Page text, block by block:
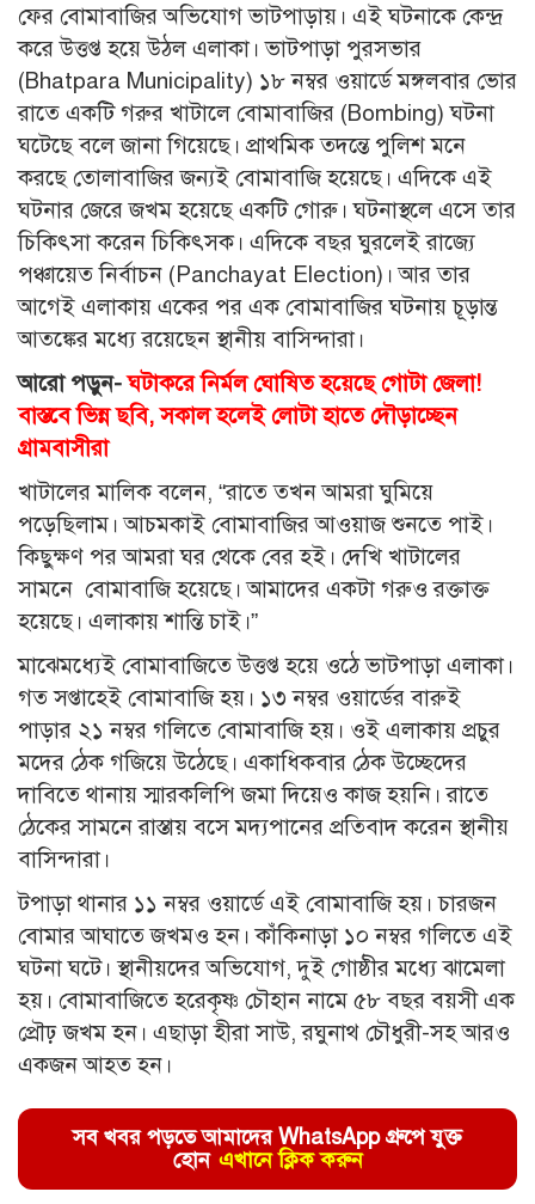
ফের বোমাবাজির অভিযোগ ভাটপাড়ায়। এই ঘটনাকে কেন্দ্র
করে উত্তপ্ত হয়ে উঠল এলাকা। ভাটপাড়া পুরসভার
(Bhatpara Municipality) ১৮ নম্বর ওয়ার্ডে মঙ্গলবার ভোর
রাতে একটি গরুর খাটালে বোমাবাজির (Bombing) ঘটনা
ঘটেছে বলে জানা গিয়েছে। প্রাথমিক তদন্তে পুলিশ মনে
করছে তোলাবাজির জন্যই বোমাবাজি হয়েছে। এদিকে এই
ঘটনার জেরে জখম হয়েছে একটি গোরু। ঘটনাস্থলে এসে তার
চিকিৎসা করেন চিকিৎসক। এদিকে বছর ঘুরলেই রাজ্যে
পঞ্চায়েত নির্বাচন (Panchayat Election)। আর তার
আগেই এলাকায় একের পর এক বোমাবাজির ঘটনায় চূড়ান্ত
আতঙ্কের মধ্যে রয়েছেন স্থানীয় বাসিন্দারা।
আরো পড়ুন- ঘটাকরে নির্মল ঘোষিত হয়েছে গোটা জেলা!
বাস্তবে ভিন্ন ছবি, সকাল হলেই লোটা হাতে দৌড়াচ্ছেন
গ্রামবাসীরা
খাটালের মালিক বলেন, “রাতে তখন আমরা ঘুমিয়ে
পড়েছিলাম। আচমকাই বোমাবাজির আওয়াজ শুনতে পাই।
কিছুক্ষণ পর আমরা ঘর থেকে বের হই। দেখি খাটালের
সামনে বোমাবাজি হয়েছে। আমাদের একটা গরুও রক্তাক্ত
হয়েছে। এলাকায় শান্তি চাই।”
মাঝেমধ্যেই বোমাবাজিতে উত্তপ্ত হয়ে ওঠে ভাটপাড়া এলাকা।
গত সপ্তাহেই বোমাবাজি হয়। ১৩ নম্বর ওয়ার্ডের বারুই
পাড়ার ২১ নম্বর গলিতে বোমাবাজি হয়। ওই এলাকায় প্রচুর
মদের ঠেক গজিয়ে উঠেছে। একাধিকবার ঠেক উচ্ছেদের
দাবিতে থানায় স্মারকলিপি জমা দিয়েও কাজ হয়নি। রাতে
ঠেকের সামনে রাস্তায় বসে মদ্যপানের প্রতিবাদ করেন স্থানীয়
বাসিন্দারা।
টপাড়া থানার ১১ নম্বর ওয়ার্ডে এই বোমাবাজি হয়। চারজন
বোমার আঘাতে জখমও হন। কাঁকিনাড়া ১০ নম্বর গলিতে এই
ঘটনা ঘটে। স্থানীয়দের অভিযোগ, দুই গোষ্ঠীর মধ্যে ঝামেলা
হয়। বোমাবাজিতে হরেকৃষ্ণ চৌহান নামে ৫৮ বছর বয়সী এক
প্রৌঢ় জখম হন। এছাড়া হীরা সাউ, রঘুনাথ চৌধুরী-সহ আরও
একজন আহত হন।
সব খবর পড়তে আমাদের WhatsApp গ্রুপে যুক্ত
হোন এখানে ক্লিক করুন